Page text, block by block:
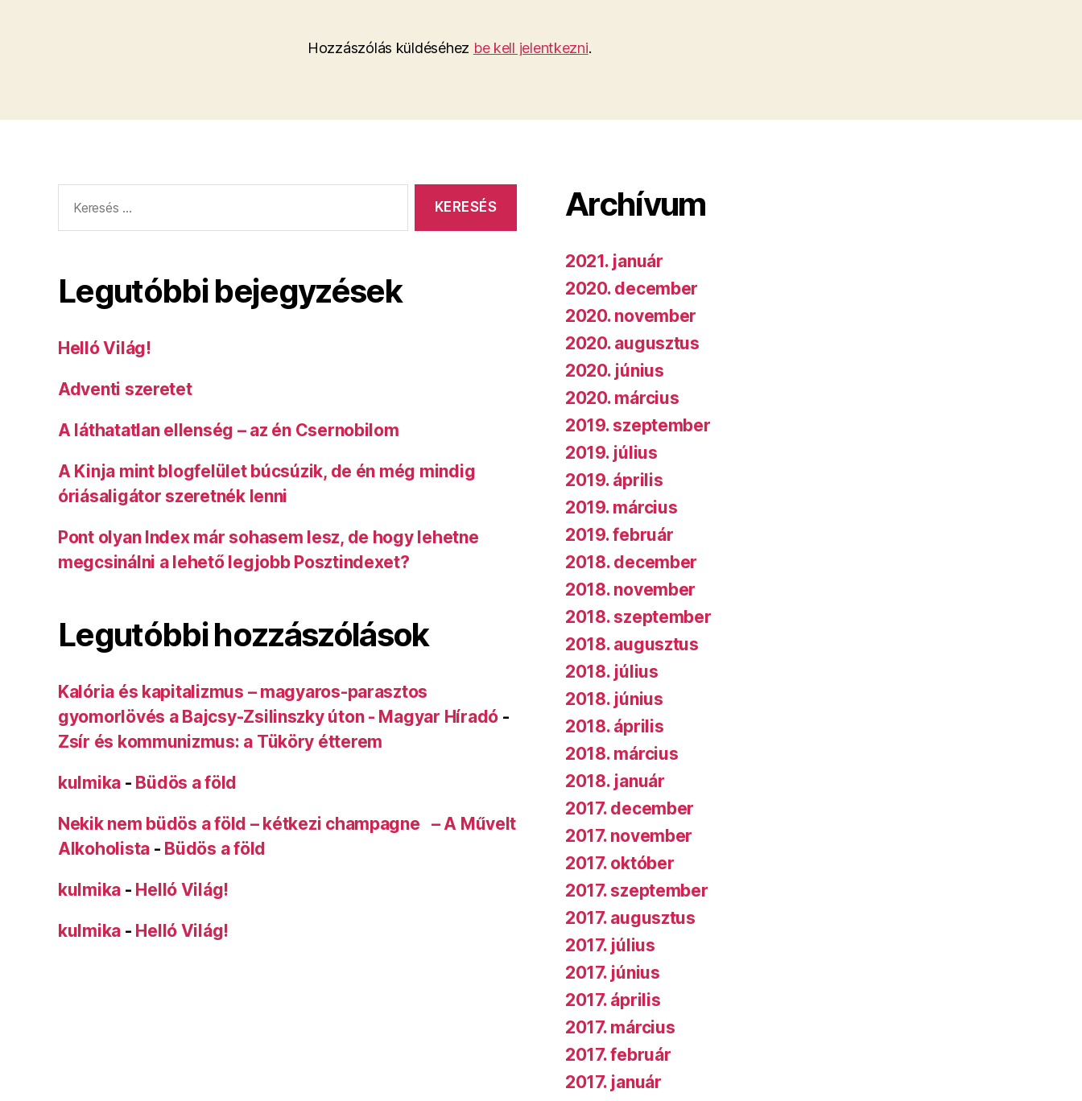
Hozzászólás küldéséhez be kell jelentkezni.
Legutóbbi bejegyzések
Helló Világ!
Adventi szeretet
A láthatatlan ellenség – az én Csernobilom
A Kinja mint blogfelület búcsúzik, de én még mindig
óriásaligátor szeretnék lenni
Pont olyan Index már sohasem lesz, de hogy lehetne
megcsinálni a lehető legjobb Posztindexet?
Legutóbbi hozzászólások
Kalória és kapitalizmus – magyaros-parasztos
gyomorlövés a Bajcsy-Zsilinszky úton - Magyar Híradó-
Zsír és kommunizmus: a Tüköry étterem
kulmika - Büdös a föld
Nekik nem büdös a föld – kétkezi champagne – A Művelt
Alkoholista - Büdös a föld
kulmika - Helló Világ!
kulmika - Helló Világ!
Archívum
2021. január
2020. december
2020. november
2020. augusztus
2020. június
2020. március
2019. szeptember
2019. július
2019. április
2019. március
2019. február
2018. december
2018. november
2018. szeptember
2018. augusztus
2018. július
2018. június
2018. április
2018. március
2018. január
2017. december
2017. november
2017. október
2017. szeptember
2017. augusztus
2017. július
2017. június
2017. április
2017. március
2017. február
2017. január